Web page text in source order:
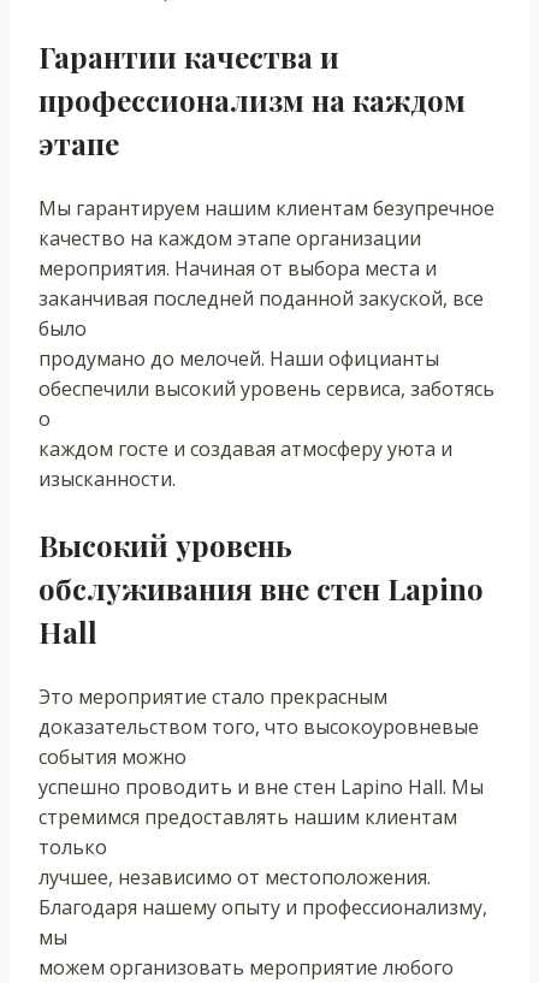
Гарантии качества и
профессионализм на каждом
этапе
Мы гарантируем нашим клиентам безупречное
качество на каждом этапе организации
мероприятия. Начиная от выбора места и
заканчивая последней поданной закуской, все
было
продумано до мелочей. Наши официанты
обеспечили высокий уровень сервиса, заботясь
о
каждом госте и создавая атмосферу уюта и
изысканности.
Высокий уровень
обслуживания вне стен Lapino
Hall
Это мероприятие стало прекрасным
доказательством того, что высокоуровневые
события можно
успешно проводить и вне стен Lapino Hall. Мы
стремимся предоставлять нашим клиентам
только
лучшее, независимо от местоположения.
Благодаря нашему опыту и профессионализму,
мы
можем организовать мероприятие любого